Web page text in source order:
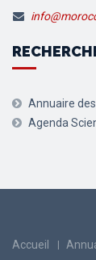
Annuaire
Agenda
Accueil